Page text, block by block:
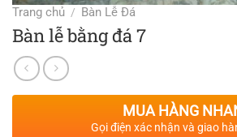
Trang chủ / Bàn Lễ Đá
Bàn lễ bằng đá 7
MUA HÀNG
Gọi điện xác nhận và giao